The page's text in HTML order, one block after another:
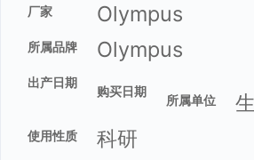
厂家 Olympus
所属品牌 Olympus
出产日期
购买日期
所属单位
使用性质 科研